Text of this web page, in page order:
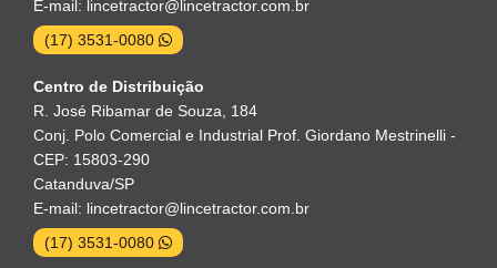
E-mail: lincetractor@lincetractor.com.br
(17) 3531-0080
Centro de Distribuição
R. José Ribamar de Souza, 184
Conj. Polo Comercial e Industrial Prof. Giordano Mestrinelli -
CEP: 15803-290
Catanduva/SP
E-mail: lincetractor@lincetractor.com.br
(17) 3531-0080